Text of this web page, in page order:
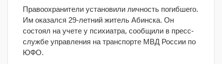
Правоохранители установили личность погибшего.
Им оказался 29-летний житель Абинска. Он
состоял на учете у психиатра, сообщили в пресс-
службе управления на транспорте МВД России по
ЮФО.